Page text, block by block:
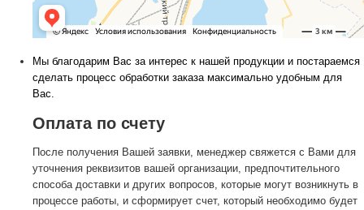
Мы благодарим Вас за интерес к нашей продукции и постараемся
сделать процесс обработки заказа максимально удобным для
Вас.
Оплата по счету
После получения Вашей заявки, менеджер свяжется с Вами для
уточнения реквизитов вашей организации, предпочтительного
способа доставки и других вопросов, которые могут возникнуть в
процессе работы, и сформирует счет, который необходимо будет